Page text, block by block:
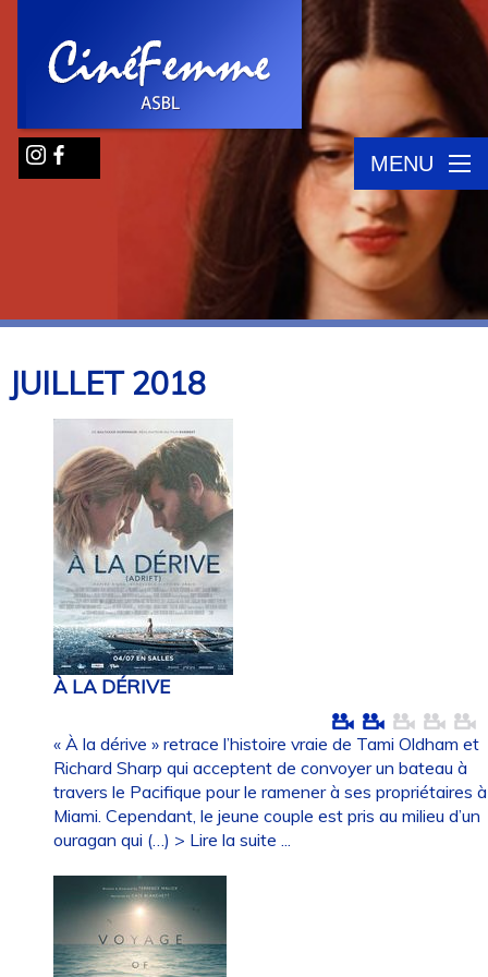
MENU
JUILLET2018
À LA DÉRIVE
« À la dérive » retrace l’histoire vraie de Tami Oldham et
Richard Sharp qui acceptent de convoyer un bateau à
travers le Pacifique pour le ramener à ses propriétaires à
Miami. Cependant, le jeune couple est pris au milieu d’un
ouragan qui (…) > Lire la suite ...